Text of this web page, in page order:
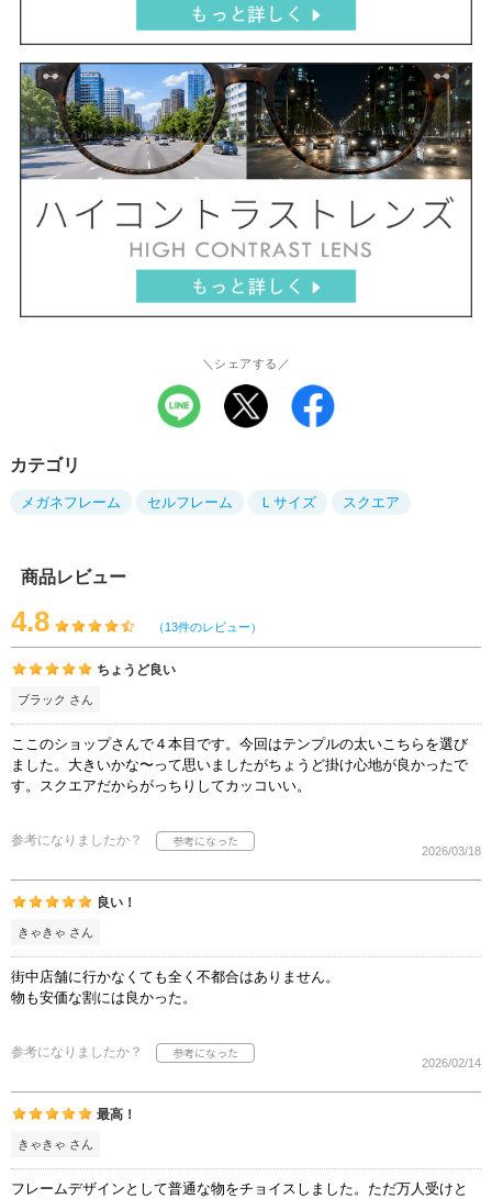
＼シェアする／
カテゴリ
メガネフレーム セルフレーム Ｌサイズ スクエア
商品レビュー
4.8 （13件のレビュー）
ちょうど良い
ブラック さん
ここのショップさんで４本目です。今回はテンプルの太いこちらを選び
ました。大きいかな〜って思いましたがちょうど掛け心地が良かったで
す。スクエアだからがっちりしてカッコいい。
参考になりましたか？
2026/03/18
良い！
きゃきゃ さん
街中店舗に行かなくても全く不都合はありません。
物も安価な割には良かった。
参考になりましたか？
2026/02/14
最高！
きゃきゃ さん
フレームデザインとして普通な物をチョイスしました。ただ万人受けと